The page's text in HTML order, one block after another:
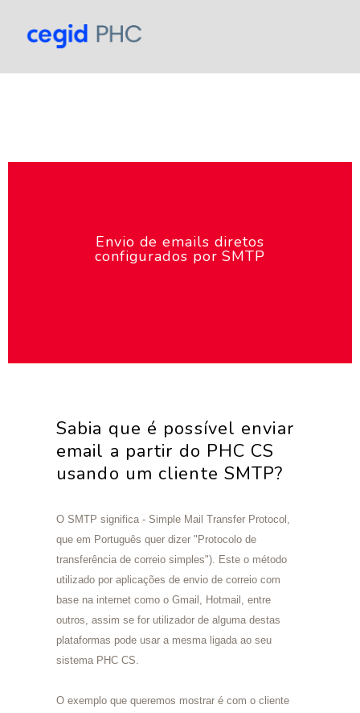
Envio de emails diretos
configurados por SMTP
Sabia que é possível enviar
email a partir do PHC CS
usando um cliente SMTP?
O SMTP significa - Simple Mail Transfer Protocol,
que em Português quer dizer "Protocolo de
transferência de correio simples"). Este o método
utilizado por aplicações de envio de correio com
base na internet como o Gmail, Hotmail, entre
outros, assim se for utilizador de alguma destas
plataformas pode usar a mesma ligada ao seu
sistema PHC CS.
O exemplo que queremos mostrar é com o cliente